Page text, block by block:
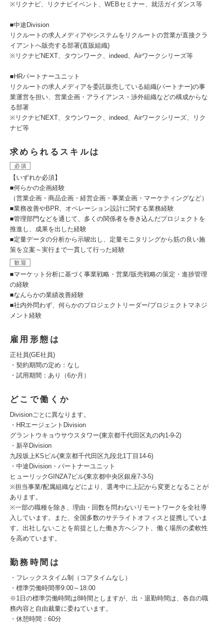
※リクナビ、リクナビイベント、WEBセミナー、就活ガイダンス等
■中途Division
リクルートの求人メディアやシステムをリクルートの営業が直接クラ
イアントへ販売する部署(直販組織)
※リクナビNEXT、タウンワーク、indeed、Airワークシリーズ等
■HRパートナーユニット
リクルートの求人メディアを委託販売している組織(パートナー)の事
業運営を担い、営業企画・アライアンス・渉外組織などの構成からな
る部署
※リクナビNEXT、タウンワーク、indeed、Airワークシリーズ、リク
ナビ等
求められるスキルは
必須
【いずれか必須】
■何らかの企画経験
（営業企画・商品企画・経営企画・事業企画・マーケティングなど）
■業務改善やBPR、オペレーション設計に関する業務経験
■管理部門などを通じて、多くの関係者を巻き込んだプロジェクトを
推進し、成果を出した経験
■定量データの分析から示唆出し、定量モニタリングから筋の良い施
策を立案～実行まで一貫して行った経験
歓迎
■マーケット分析に基づく事業戦略・営業/販売戦略の策定・進捗管理
の経験
■なんらかの業績改善経験
■社内外問わず、何らかのプロジェクトリーダー/プロジェクトマネジ
メント経験
雇用形態は
正社員(GE社員)
・契約期間の定め：なし
・試用期間：あり（6か月）
どこで働くか
Divisionごとに異なります。
・HRエージェントDivision
グラントウキョウサウスタワー(東京都千代田区丸の内1-9-2)
・新卒Division
九段坂上KSビル(東京都千代田区九段北1丁目14-6)
・中途Division・パートナーユニット
ヒューリックGINZA7ビル(東京都中央区銀座7-3-5)
※担当事業/配属組織などにより、選考中に上記から変更となることが
あります。
※一部の職種を除き、理由・回数を問わないリモートワークを全社導
入しています。また、全国多数のサテライトオフィスと提携していま
す。出社しないことを前提とした働き方へシフト、働く場所の柔軟性
を高めています。
勤務時間は
・フレックスタイム制（コアタイムなし）
・標準労働時間帯9:00～18:00
※1日の標準労働時間は8時間としますが、出・退勤時間は、各自の職
務内容と自由裁量に委ねています。
・休憩時間：60分